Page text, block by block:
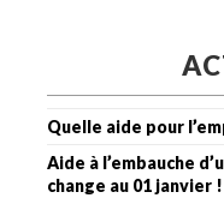
Quelle aide pour
Aide à l’embauche
change au 01 janvier !